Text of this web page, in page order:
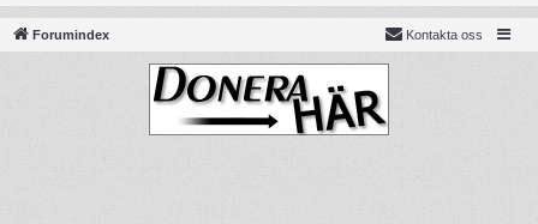
Forumindex Kontakta oss